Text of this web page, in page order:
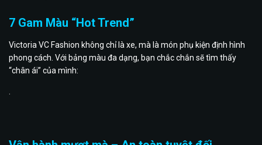
7 Gam Màu “Hot Trend”
Victoria VC Fashion không chỉ là xe, mà là món phụ kiện định hình
phong cách. Với bảng màu đa dạng, bạn chắc chắn sẽ tìm thấy
“chân ái” của mình: